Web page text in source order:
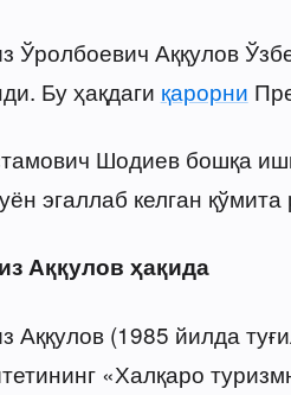
Ўролбоевич Аққулов
Бу ҳақдаги қарорни
Шодиев бошқа
эгаллаб келган
Аққулов ҳақида
Аққулов (1985 йилда
«Халқаро